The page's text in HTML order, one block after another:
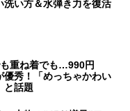
洗い方＆水弾き力を復活
も重ね着でも…990円
優秀！「めっちゃかわい
と話題